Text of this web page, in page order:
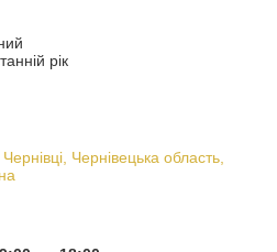
рік
Чернівецька область,